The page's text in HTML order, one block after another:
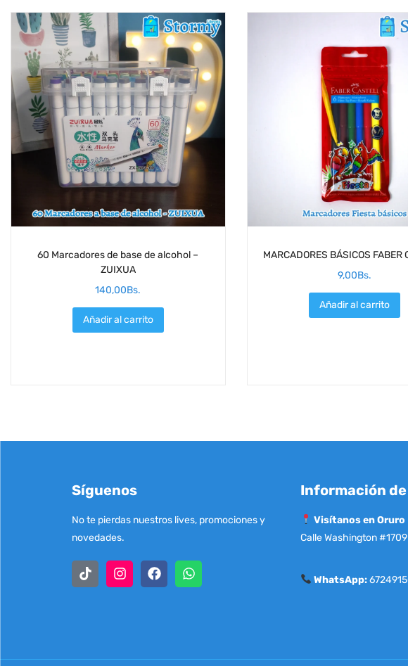
60 Marcadores de base de alcohol –
ZUIXUA
140,00Bs.
Añadir al carrito
MARCADORES BÁSICOS FABER
9,00Bs.
Añadir al carrito
Síguenos
No te pierdas nuestros lives, promociones y
novedades.
Información
Visítanos en Oruro
Calle Washington
WhatsApp: